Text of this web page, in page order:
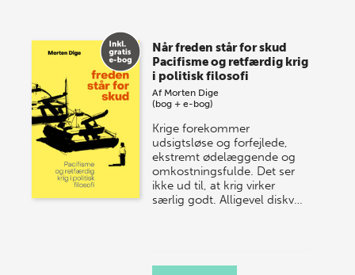
store sommer-lagersalg, så sæt kryds i kalenderen
onsdag den 10. j…
Når freden står for skud
Pacifisme og retfærdig krig
i politisk filosofi
Af Morten Dige
(bog + e-bog)
Krige forekommer
udsigtsløse og forfejlede,
ekstremt ødelæggende og
omkostningsfulde. Det ser
ikke ud til, at krig virker
særlig godt. Alligevel diskv…